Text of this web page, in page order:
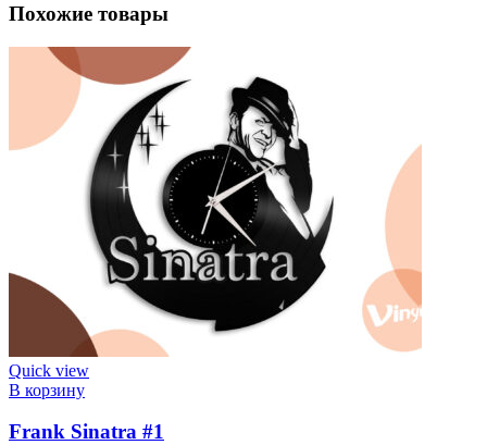
Похожие товары
Quick view
В корзину
Frank Sinatra #1